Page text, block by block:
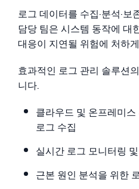
로그 데이터를 수집·분석·
담당 팀은 시스템 동작에 대
대응이 지연될 위험에 처하
효과적인 로그 관리 솔루션
니다.
클라우드 및 온프레미
로그 수집
실시간 로그 모니터링
근본 원인 분석을 위한